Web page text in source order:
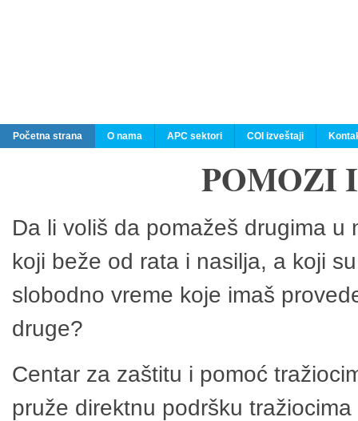
Početna strana O nama APC sektori COI izveštaji
POMOZI
Da li voliš da pomažeš drugima
koji beže od rata i nasilja, a koji
slobodno vreme koje imaš
druge?
Centar za zaštitu i pomoć
pruže direktnu podršku